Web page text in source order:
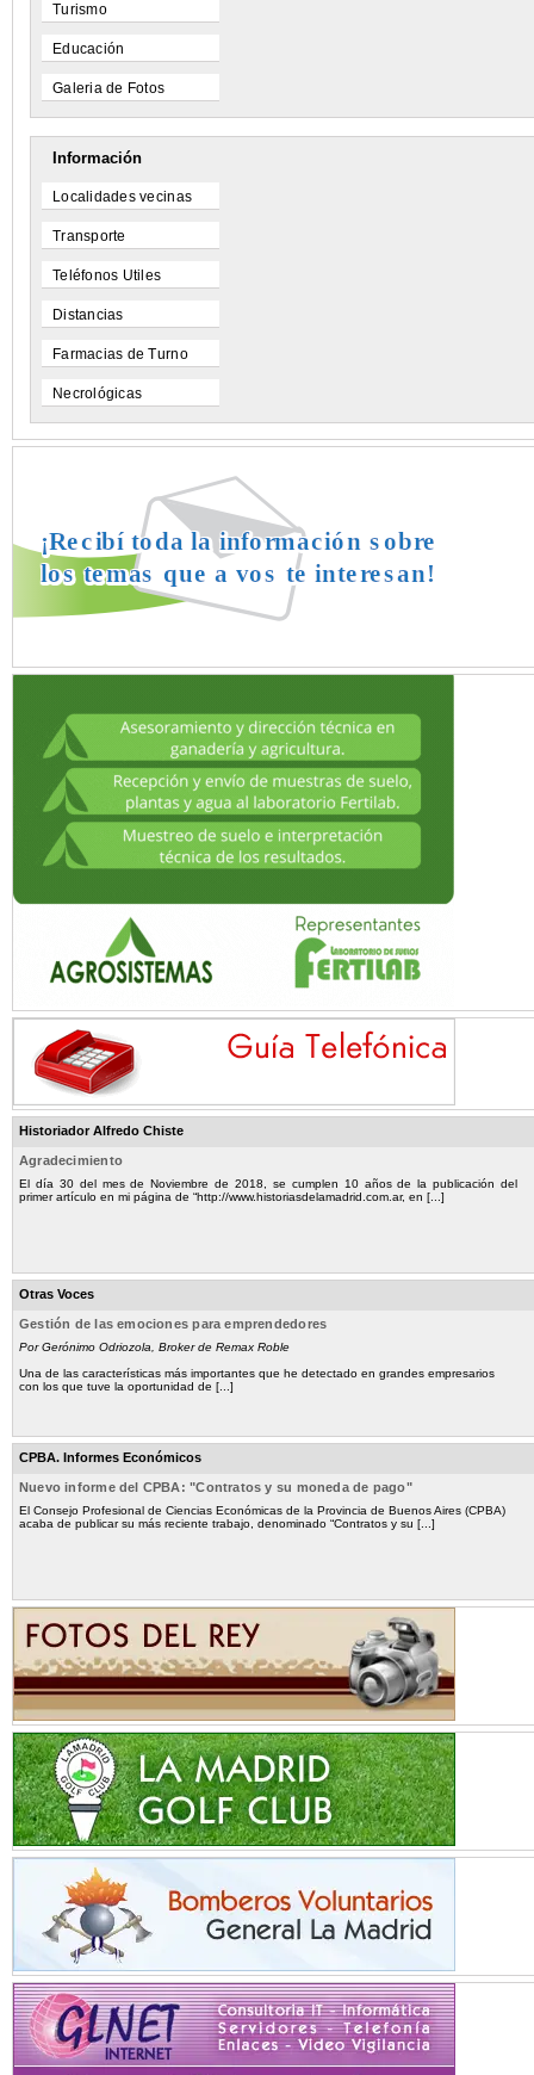
Turismo
Educación
Galeria de Fotos
Información
Localidades vecinas
Transporte
Teléfonos Utiles
Distancias
Farmacias de Turno
Necrológicas
Historiador Alfredo Chiste
Agradecimiento
El día 30 del mes de Noviembre de 2018, se cumplen 10 años de la publicación del
primer artículo en mi página de “http://www.historiasdelamadrid.com.ar, en [...]
Otras Voces
Gestión de las emociones para emprendedores
Por Gerónimo Odriozola, Broker de Remax Roble
Una de las características más importantes que he detectado en grandes empresarios
con los que tuve la oportunidad de [...]
CPBA. Informes Económicos
Nuevo informe del CPBA: "Contratos y su moneda de pago"
El Consejo Profesional de Ciencias Económicas de la Provincia de Buenos Aires (CPBA)
acaba de publicar su más reciente trabajo, denominado “Contratos y su [...]